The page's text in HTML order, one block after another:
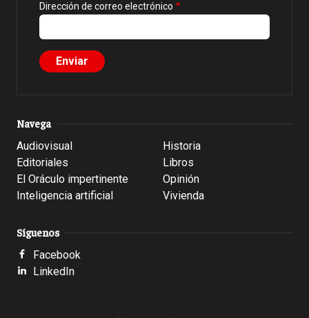
Dirección de correo electrónico
Navega
Audiovisual
Editoriales
El Oráculo impertinente
Inteligencia artificial
Historia
Libros
Opinión
Vivienda
Síguenos
Facebook
LinkedIn